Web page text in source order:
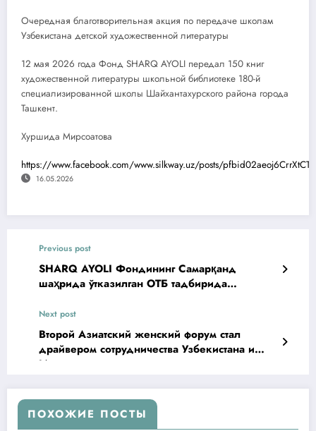
Очередная благотворительная акция по передаче школам
Узбекистана детской художественной литературы
12 мая 2026 года Фонд SHARQ AYOLI передал 150 книг
художественной литературы школьной библиотеке 180-й
специализированной школы Шайхантахурского района города
Ташкент.
Хуршида Мирсоатова
https://www.facebook.com/www.silkway.uz/posts/
16.05.2026
Previous post
SHARQ AYOLI Фондининг Самарқанд
шаҳрида ўтказилган ОТБ тадбирида
Next post
Второй Азиатский женский форум стал
драйвером сотрудничества Узбекистана и
Индии
ПОХОЖИЕ ПОСТЫ